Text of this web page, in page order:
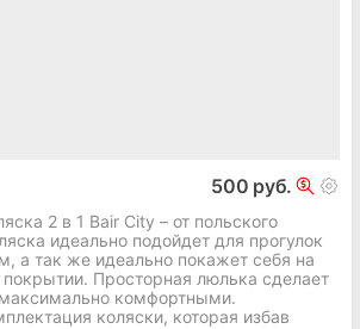
500 руб.
2 в 1 Bair City – от польского
идеально подойдет для прогулок
а так же идеально покажет себя на
Просторная люлька сделает
комфортными.
коляски, которая избав